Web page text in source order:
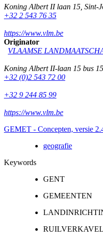
Koning Albert II laan 15 Sint-
+32 2 543 76 35
https://www.vlm.be
Originator
VLAAMSE
Koning Albert II-laan 15 bus
+32 (0)2 543 72 00
+32 9 244 85 99
https://www.vlm.be
GEMET - Concepten, versie
geografie
Keywords
GENT
GEMEENTEN